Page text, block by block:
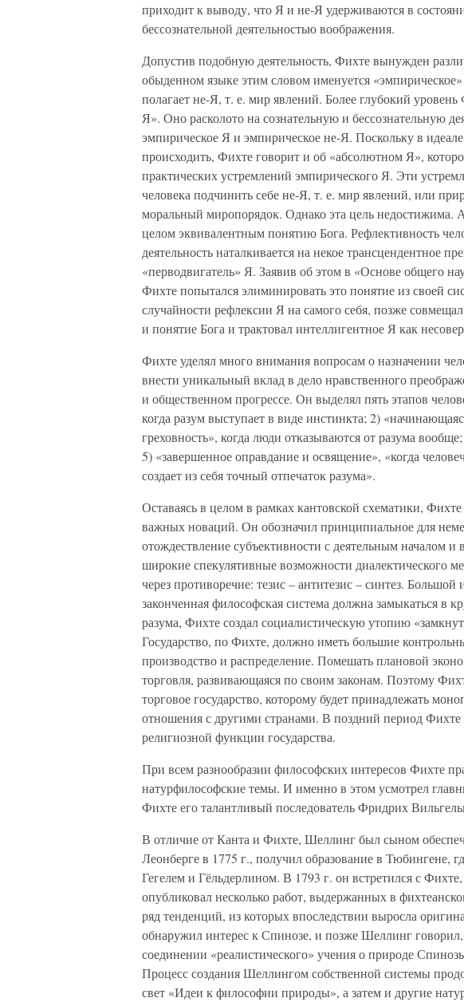
приходит к выводу, что Я и не-Я удерживаются в
бессознательной деятельностью воображения.
Допустив подобную деятельность, Фихте вынужден
обыденном языке этим словом именуется
полагает не-Я, т. е. мир явлений. Более глубокий
Я». Оно расколото на сознательную и бессознательную
эмпирическое Я и эмпирическое не-Я. Поскольку в
происходить, Фихте говорит и об «абсолютном Я»,
практических устремлений эмпирического Я. Эти
человека подчинить себе не-Я, т. е. мир явлений, или
моральный миропорядок. Однако эта цель недостижима.
целом эквивалентным понятию Бога. Рефлективность
деятельность наталкивается на некое трансцендентное
«перводвигатель» Я. Заявив об этом в «Основе общего
Фихте попытался элиминировать это понятие из своей
случайности рефлексии Я на самого себя, позже
и понятие Бога и трактовал интеллигентное Я как
Фихте уделял много внимания вопросам о назначении
внести уникальный вклад в дело нравственного
и общественном прогрессе. Он выделял пять этапов
когда разум выступает в виде инстинкта; 2)
греховность», когда люди отказываются от разума
5) «завершенное оправдание и освящение», «когда
создает из себя точный отпечаток разума».
Оставаясь в целом в рамках кантовской схематики,
важных новаций. Он обозначил принципиальное для
отождествление субъективности с деятельным началом
широкие спекулятивные возможности диалектического
через противоречие: тезис – антитезис – синтез. Большой
законченная философская система должна замыкаться в
разума, Фихте создал социалистическую утопию
Государство, по Фихте, должно иметь большие
производство и распределение. Помешать плановой
торговля, развивающаяся по своим законам. Поэтому
торговое государство, которому будет принадлежать
отношения с другими странами. В поздний период Фихте
религиозной функции государства.
При всем разнообразии философских интересов Фихте
натурфилософские темы. И именно в этом усмотрел
Фихте его талантливый последователь Фридрих
В отличие от Канта и Фихте, Шеллинг был сыном
Леонберге в 1775 г., получил образование в Тюбингене,
Гегелем и Гёльдерлином. В 1793 г. он встретился с
опубликовал несколько работ, выдержанных в
ряд тенденций, из которых впоследствии выросла
обнаружил интерес к Спинозе, и позже Шеллинг говорил,
соединении «реалистического» учения о природе
Процесс создания Шеллингом собственной системы
свет «Идеи к философии природы», а затем и другие